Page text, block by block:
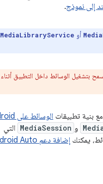
إلى نموذج.
أو MediaLibraryService
بتشغيل الوسائط داخل التطبيق أثناء
بنية تطبيقات الوسائط على Android
و MediaSession التي
إضافة دعم Android Auto